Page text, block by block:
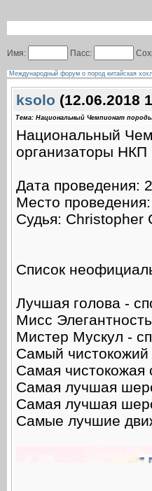
Имя: Пасс:
Международный форум о пород китайская
ksolo (12.06.2018
Тема: Национальный Чемпионат породы
Национальный
организаторы НКП
Дата проведения:
Место
Судья: Christopher
Список
Лучшая голова -
Мисс
Мистер Мускул -
Самый
Самая
Самая лучшая
Самая лучшая
Самые лучшие